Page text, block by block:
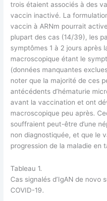
trois étaient associés à des
vaccin inactivé. La
vaccin à ARNm pourrait
plupart des cas (14/39), les
symptômes 1 à 2 jours après
macroscopique étant le
(données manquantes
noter que la majorité de ces
antécédents d’hématurie
avant la vaccination et ont
macroscopique peu après.
souffraient peut-être d’une
non diagnostiquée, et que le
progression de la maladie en
Tableau 1.
Cas signalés d’IgAN de
COVID-19.